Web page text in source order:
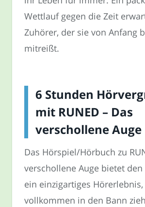
Wettlauf gegen die Zeit
Zuhörer, der sie von Anfang
mitreißt.
6 Stunden
mit RUNED – Das
verschollene Auge
Das Hörspiel/Hörbuch zu
verschollene Auge bietet
ein einzigartiges Hörerlebnis,
vollkommen in den Bann